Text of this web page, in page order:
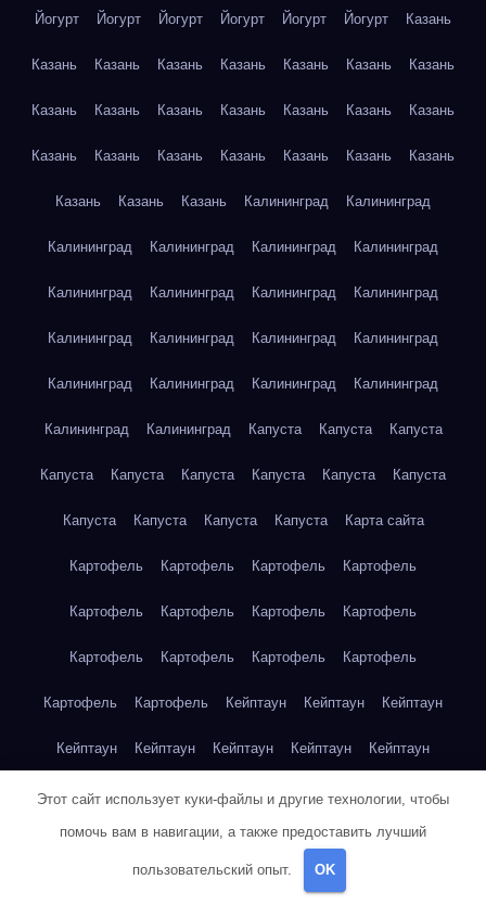
Йогурт Йогурт Йогурт Йогурт Йогурт Йогурт Казань
Казань Казань Казань Казань Казань Казань Казань
Казань Казань Казань Казань Казань Казань Казань
Казань Казань Казань Казань Казань Казань Казань
Казань Казань Казань Калининград Калининград
Калининград Калининград Калининград Калининград
Калининград Калининград Калининград Калининград
Калининград Калининград Калининград Калининград
Калининград Калининград Калининград Калининград
Калининград Калининград Капуста Капуста Капуста
Капуста Капуста Капуста Капуста Капуста Капуста
Капуста Капуста Капуста Капуста Карта сайта
Картофель Картофель Картофель Картофель
Картофель Картофель Картофель Картофель
Картофель Картофель Картофель Картофель
Картофель Картофель Кейптаун Кейптаун Кейптаун
Кейптаун Кейптаун Кейптаун Кейптаун Кейптаун
Кейптаун Кейптаун Кейптаун Кейптаун Кейптаун
Кейптаун Кейптаун Кейптаун Кейптаун Кейптаун
Клубника
Этот сайт использует куки-файлы и другие технологии, чтобы
помочь вам в навигации, а также предоставить лучший
пользовательский опыт. OK